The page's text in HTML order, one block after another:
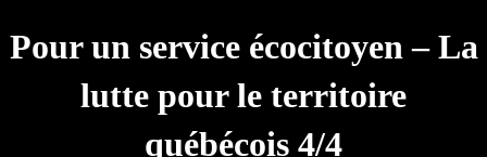
Pour un service écocitoyen – La
lutte pour le territoire
québécois 4/4